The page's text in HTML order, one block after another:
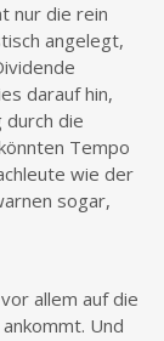
nur die rein
angelegt,
darauf hin,
die
Tempo
wie der
sogar,
allem auf die
Und